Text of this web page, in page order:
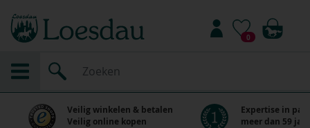
0
Veilig winkelen & betalen
Veilig online kopen
Expertise in
meer dan 59